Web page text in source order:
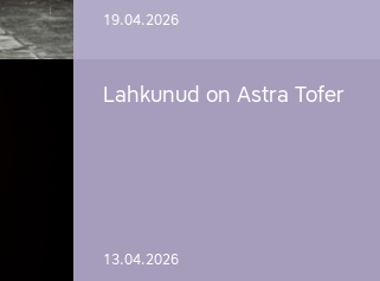
19.04.2026
Lahkunud on Astra Tofer
13.04.2026